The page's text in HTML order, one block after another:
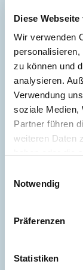
Diese
Wir verwenden
zu können und
analysieren.
Verwendung
soziale Medien,
Partner führen
weiteren Daten
Notwendig
Präferenzen
Statistiken
156
Weitere
Wesentlicher
Energieausweis